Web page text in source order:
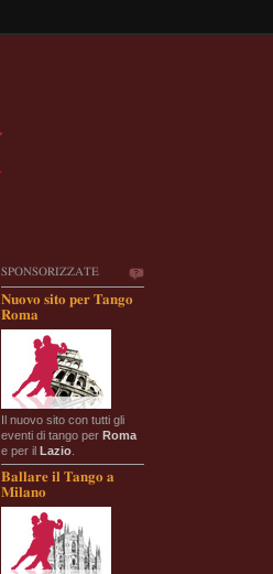
SPONSORIZZATE
Nuovo sito per Tango
Roma
Il nuovo sito con tutti gli
eventi di tango per Roma
e per il Lazio
Ballare il Tango a
Milano